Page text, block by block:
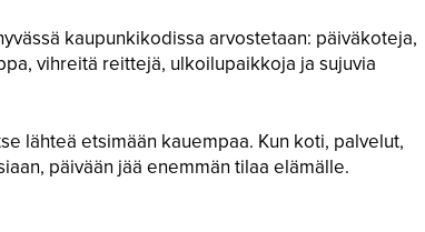
Sopivasti eko
Blogi
kaupunkikodissa arvostetaan: päiväkoteja,
vihreitä reittejä, ulkoilupaikkoja ja sujuvia
lähteä etsimään kauempaa. Kun koti, palvelut,
päivään jää enemmän tilaa elämälle.